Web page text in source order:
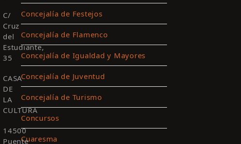
Concejalía de Festejos
Concejalía de Flamenco
Concejalía de Igualdad y Mayores
Concejalía de Juventud
Concejalía de Turismo
Concursos
Cuaresma
C/
Cruz
del
Estudiante,
35
CASA
DE
LA
CULTURA
14500
Puente